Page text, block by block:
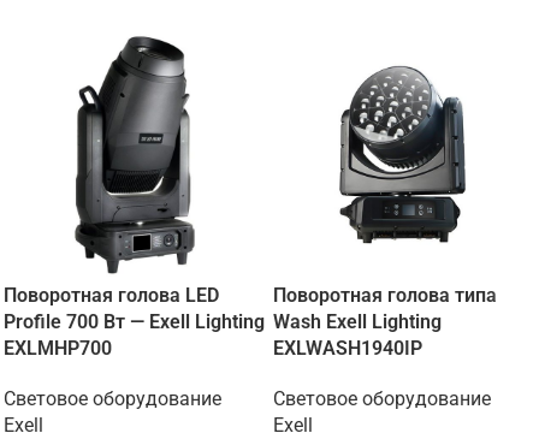
Поворотная голова LED
Profile 700 Вт — Exell Lighting
EXLMHP700
Световое оборудование
Exell
Поворотная голова типа
Wash Exell Lighting
EXLWASH1940IP
Световое оборудование
Exell